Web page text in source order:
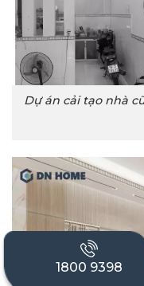
Dự án cải tạo nhà
1800 9398